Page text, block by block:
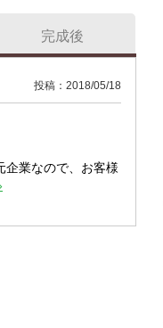
完成後
投稿：2018/05/18
企業なので、お客様